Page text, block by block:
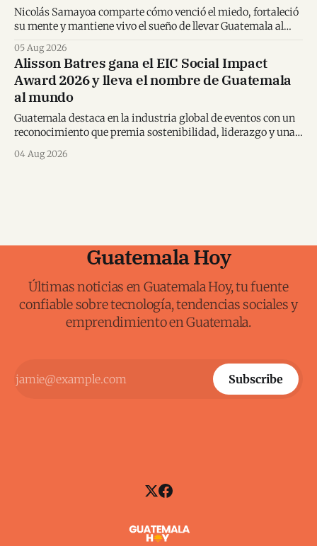
Nicolás Samayoa comparte cómo venció el miedo, fortaleció
su mente y mantiene vivo el sueño de llevar Guatemala al
05 Aug 2026
Alisson Batres gana el EIC Social Impact
Award 2026 y lleva el nombre de Guatemala
al mundo
Guatemala destaca en la industria global de eventos con un
reconocimiento que premia sostenibilidad, liderazgo y una
04 Aug 2026
Guatemala Hoy
Últimas noticias en Guatemala Hoy, tu fuente
confiable sobre tecnología, tendencias sociales y
emprendimiento en Guatemala.
Subscribe